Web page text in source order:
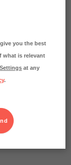
artiklar och
you the best
what is relevant
at any
.